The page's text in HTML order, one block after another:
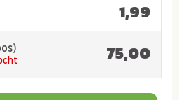
1,99
75,00